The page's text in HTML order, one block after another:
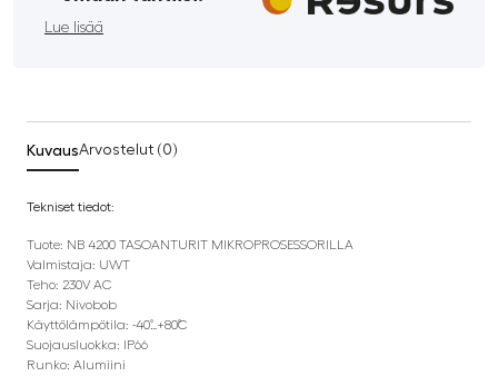
Lue lisää
KuvausArvostelut (0)
Tekniset tiedot:
Tuote: NB 4200 TASOANTURIT MIKROPROSESSORILLA
Valmistaja: UWT
Teho: 230V AC
Sarja: Nivobob
Käyttölämpötila: -40˚…+80˚C
Suojausluokka: IP66
Runko: Alumiini